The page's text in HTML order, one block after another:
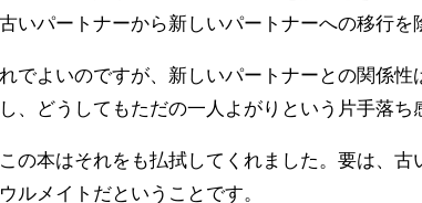
いパートナーから新しいパートナーへの移行を
でよいのですが、新しいパートナーとの関係性
、どうしてもただの一人よがりという片手落ち
の本はそれをも払拭してくれました。要は、古
ルメイトだということです。